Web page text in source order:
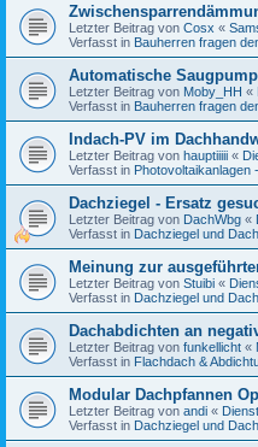
Letzter Beitrag von Cosx «
Verfasst in Bauherren fragen
Automatische
Letzter Beitrag von Moby_HH «
Verfasst in Bauherren fragen
Indach-PV im
Letzter Beitrag von hauptiiiii «
Verfasst in Photovoltaikanlagen
Dachziegel - Ersatz
Letzter Beitrag von DachWbg «
Verfasst in Dachziegel und
Meinung zur
Letzter Beitrag von Stuibi «
Verfasst in Dachziegel und
Dachabdichten an
Letzter Beitrag von funkellicht «
Verfasst in Flachdach &
Modular Dachpfannen
Letzter Beitrag von andi «
Verfasst in Dachziegel und